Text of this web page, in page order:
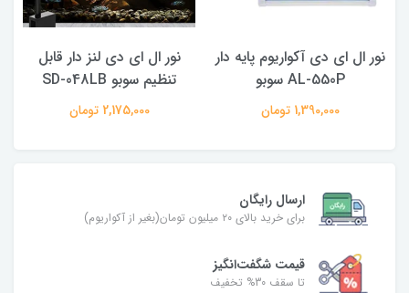
نور ال ای دی آکواریوم پایه دار
AL-550P سوبو
1,390,000 تومان
نور ال ای دی لنز دار قابل
تنظیم سوبو SD-048LB
2,175,000 تومان
ارسال رایگان
برای خرید بالای ۲۰ میلیون تومان(بغیر از آکواریوم)
قیمت شگفت‌انگیز
تا سقف 30% تخفیف